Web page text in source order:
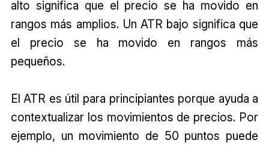
alto significa que el precio se ha movido en
rangos más amplios. Un ATR bajo significa que
el precio se ha movido en rangos más
pequeños.
El ATR es útil para principiantes porque ayuda a
contextualizar los movimientos de precios. Por
ejemplo, un movimiento de 50 puntos puede